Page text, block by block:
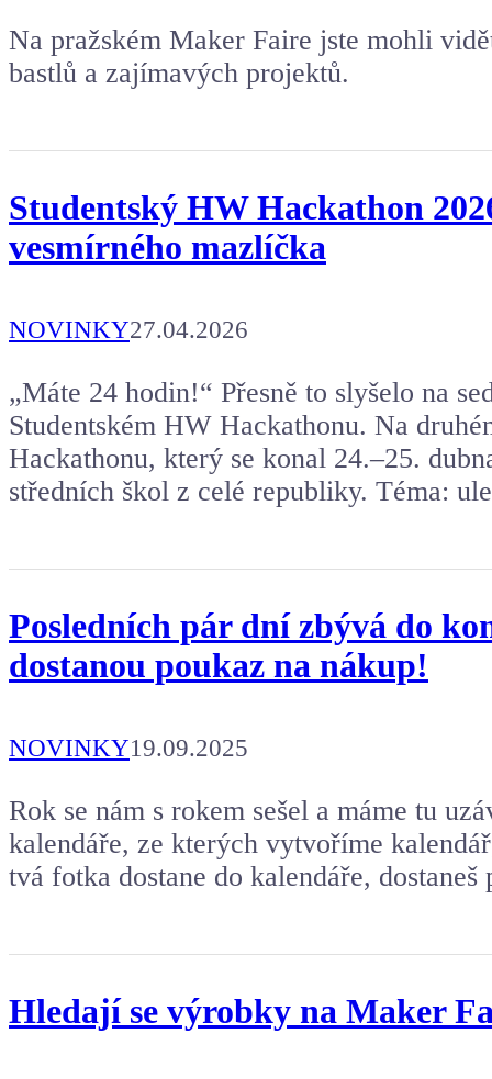
Na pražském Maker Faire jste mohli
bastlů a zajímavých projektů.
Studentský HW Hackathon
vesmírného mazlíčka
NOVINKY27.04.2026
„Máte 24 hodin!“ Přesně to slyšelo na
Studentském HW Hackathonu. Na
Hackathonu, který se konal 24.–25.
středních škol z celé republiky. Téma:
Posledních pár dní zbývá do
dostanou poukaz na nákup!
NOVINKY19.09.2025
Rok se nám s rokem sešel a máme tu
kalendáře, ze kterých vytvoříme
tvá fotka dostane do kalendáře,
Hledají se výrobky na Maker